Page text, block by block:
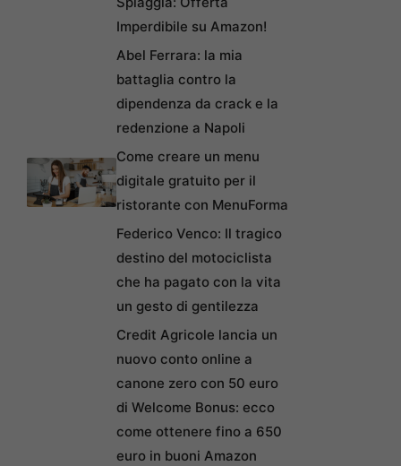
Imperdibile su Amazon!
Abel Ferrara: la mia
battaglia contro la
dipendenza da crack e la
redenzione a Napoli
Come creare un menu
digitale gratuito per il
ristorante con MenuForma
Federico Venco: Il tragico
destino del motociclista
che ha pagato con la vita
un gesto di gentilezza
Credit Agricole lancia un
nuovo conto online a
canone zero con 50 euro
di Welcome Bonus: ecco
come ottenere fino a 650
euro in buoni Amazon